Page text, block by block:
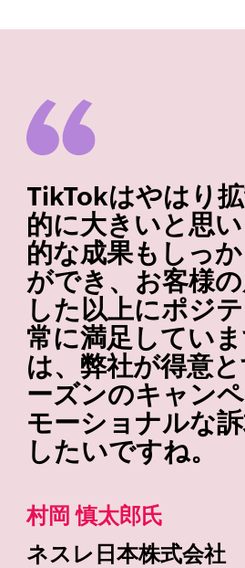
TikTokはやはり
的に大きいと思
的な成果もしっ
ができ、お客様
した以上にポジ
常に満足してい
は、弊社が得意
ーズンのキャン
モーショナルな
したいですね。
村岡 慎太郎氏
ネスレ日本株式会社